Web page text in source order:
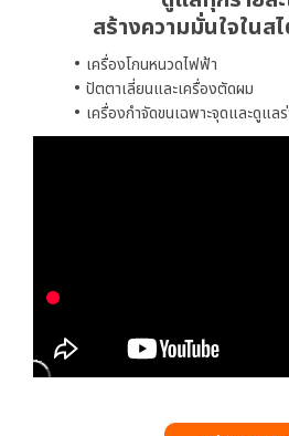
สร้างความมั่นใจใน
เครื่องโกนหนวดไฟฟ้า
ปัตตาเลี่ยนและเครื่องตัดผม
เครื่องกำจัดขนเฉพาะจุดและดูแล